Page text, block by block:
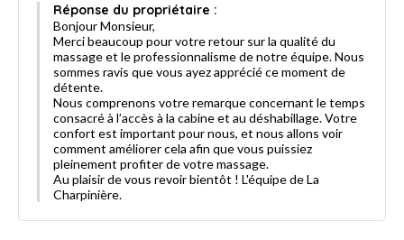
Réponse du propriétaire :
Bonjour Monsieur,
Merci beaucoup pour votre retour sur la qualité du
massage et le professionnalisme de notre équipe. Nous
sommes ravis que vous ayez apprécié ce moment de
détente.
Nous comprenons votre remarque concernant le temps
consacré à l’accès à la cabine et au déshabillage. Votre
confort est important pour nous, et nous allons voir
comment améliorer cela afin que vous puissiez
pleinement profiter de votre massage.
Au plaisir de vous revoir bientôt ! L'équipe de La
Charpinière.